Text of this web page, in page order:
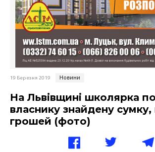
19 Березня 2019 Новини
На Львівщині школярка
власнику знайдену сумку,
грошей (фото)